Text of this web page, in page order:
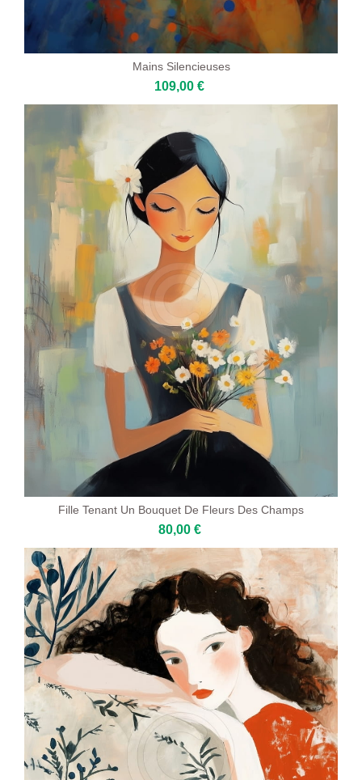
Mains Silencieuses
109,00 €
Fille Tenant Un Bouquet De Fleurs Des Champs
80,00 €